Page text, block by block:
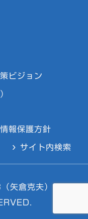
ビジョン
報保護方針
サイト内検索
矢倉克夫）